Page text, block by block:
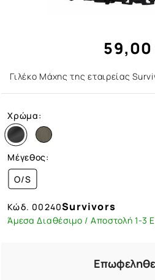
59,00
Γιλέκο Μάχης της εταιρείας
Χρώμα:
Μέγεθος:
O/S
Κώδ. 00240Survivors
Άμεσα Διαθέσιμο / Αποστολή 1-3